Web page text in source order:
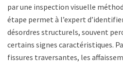
par une inspection visuelle
étape permet à l’expert
désordres structurels, souvent
certains signes caractéristiques.
fissures traversantes, les